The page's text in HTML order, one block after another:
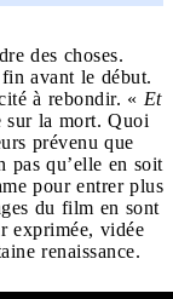
des choses.
avant le début.
à rebondir. « Et
la mort. Quoi
prévenu que
qu’elle en soit
pour entrer plus
du film en sont
exprimée, vidée
renaissance.